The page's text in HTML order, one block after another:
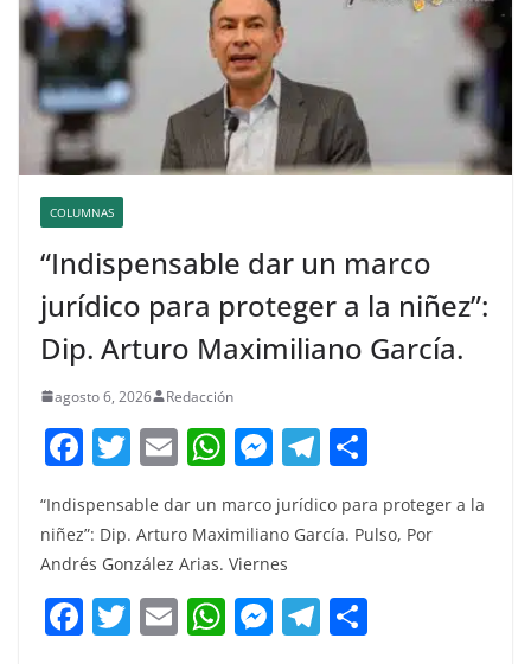
COLUMNAS
“Indispensable dar un marco
jurídico para proteger a la niñez”:
Dip. Arturo Maximiliano García.
agosto 6, 2026 Redacción
F
c
e
b
o
T
w
itt
er
E
ai
l
W
at
s
A
p
M
e
ss
e
n
g
T
e
a
m
m
“Indispensable dar un marco jurídico para proteger a la
niñez”: Dip. Arturo Maximiliano García. Pulso, Por
Andrés González Arias. Viernes
F T E W M T